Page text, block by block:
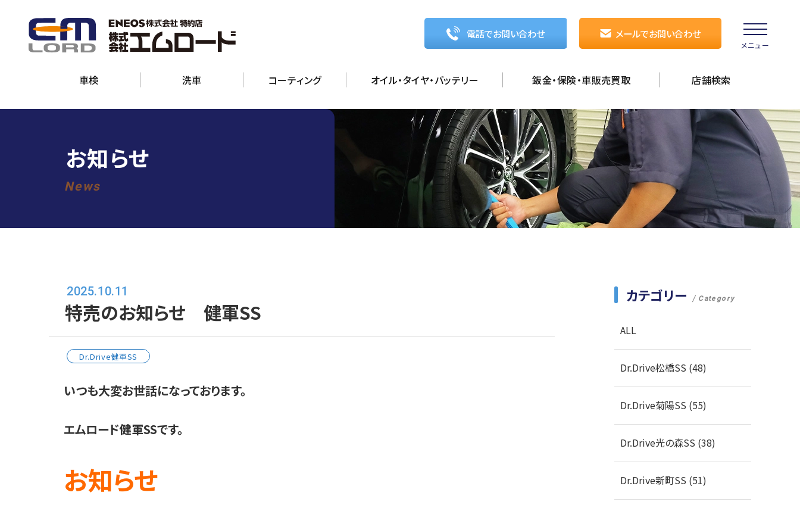
電話でお問い合わせ メールでお問い合わせ
車検 洗車 コーティング オイル・タイヤ・バッテリー 鈑金・保険・車販売買取 店舗検索
メニュー
お知らせ
News
2025.10.11
特売のお知らせ 健軍SS
Dr.Drive健軍SS
いつも大変お世話になっております。
エムロード健軍SSです。
お知らせ
カテゴリー Category
ALL
Dr.Drive松橋SS (48)
Dr.Drive菊陽SS (55)
Dr.Drive光の森SS (38)
Dr.Drive新町SS (51)